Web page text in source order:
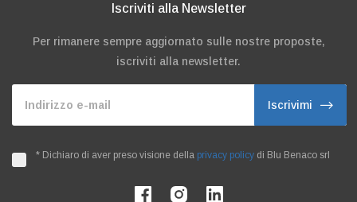
Iscriviti alla Newsletter
Per rimanere sempre aggiornato sulle nostre proposte,
iscriviti alla newsletter.
Iscrivimi
* Dichiaro di aver preso visione della privacy policy di Blu Benaco srl